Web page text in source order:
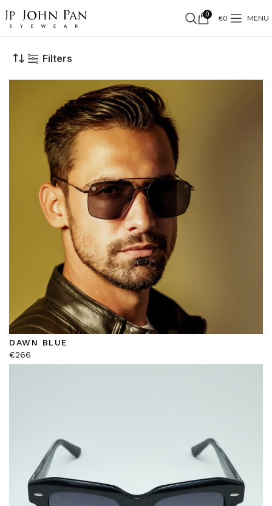
0 €0 MENU
Filters
DAWN BLUE
€266